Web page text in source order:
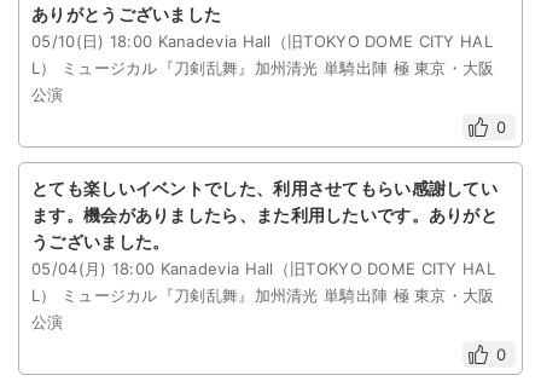
ありがとうございました
05/10(日) 18:00 Kanadevia Hall（旧TOKYO DOME CITY HAL
L） ミュージカル『刀剣乱舞』加州清光 単騎出陣 極 東京・大阪
公演
0
とても楽しいイベントでした、利用させてもらい感謝してい
ます。機会がありましたら、また利用したいです。ありがと
うございました。
05/04(月) 18:00 Kanadevia Hall（旧TOKYO DOME CITY HAL
L） ミュージカル『刀剣乱舞』加州清光 単騎出陣 極 東京・大阪
公演
0